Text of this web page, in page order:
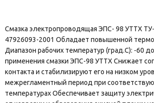
Смазка электропроводящая ЭПС- 98 УТТХ
47926093-2001 Обладает повышенной
Диапазон рабочих температур (град.С): -60
применения смазки ЭПС-98 УТТХ Снижает
контакта и стабилизируют его на низком
межрегламентный период при
температурах Обеспечивает защиту